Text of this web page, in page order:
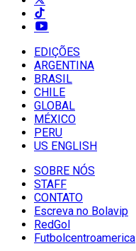
EDIÇÕES
ARGENTINA
BRASIL
CHILE
GLOBAL
MÉXICO
PERU
US ENGLISH
SOBRE NÓS
STAFF
CONTATO
Escreva no Bolavip
RedGol
Futbolcentroamerica